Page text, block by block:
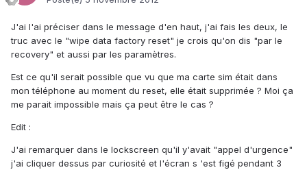
J'ai l'ai préciser dans le message d'en haut, j'ai fais les deux, le
truc avec le "wipe data factory reset" je crois qu'on dis "par le
recovery" et aussi par les paramètres.
Est ce qu'il serait possible que vu que ma carte sim était dans
mon téléphone au moment du reset, elle était supprimée ? Moi ça
me parait impossible mais ça peut être le cas ?
Edit :
J'ai remarquer dans le lockscreen qu'il y'avait "appel d'urgence"
j'ai cliquer dessus par curiosité et l'écran s 'est figé pendant 3